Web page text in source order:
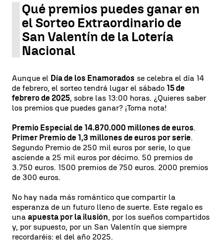
Qué premios puedes ganar en
el Sorteo Extraordinario de
San Valentín de la Lotería
Nacional
Aunque el Día de los Enamorados se celebra el día 14
de febrero, el sorteo tendrá lugar el sábado 15 de
febrero de 2025, sobre las 13:00 horas. ¿Quieres saber
los premios que puedes ganar? ¡Toma nota!
Premio Especial de 14.870.000 millones de euros.
Primer Premio de 1,3 millones de euros por serie.
Segundo Premio de 250 mil euros por serie, lo que
asciende a 25 mil euros por décimo. 50 premios de
3.750 euros. 1500 premios de 750 euros. 2000 premios
de 300 euros.
No hay nada más romántico que compartir la
esperanza de un futuro lleno de suerte. Este regalo es
una apuesta por la ilusión, por los sueños compartidos
y, por supuesto, por un San Valentín que siempre
recordaréis: el del año 2025.